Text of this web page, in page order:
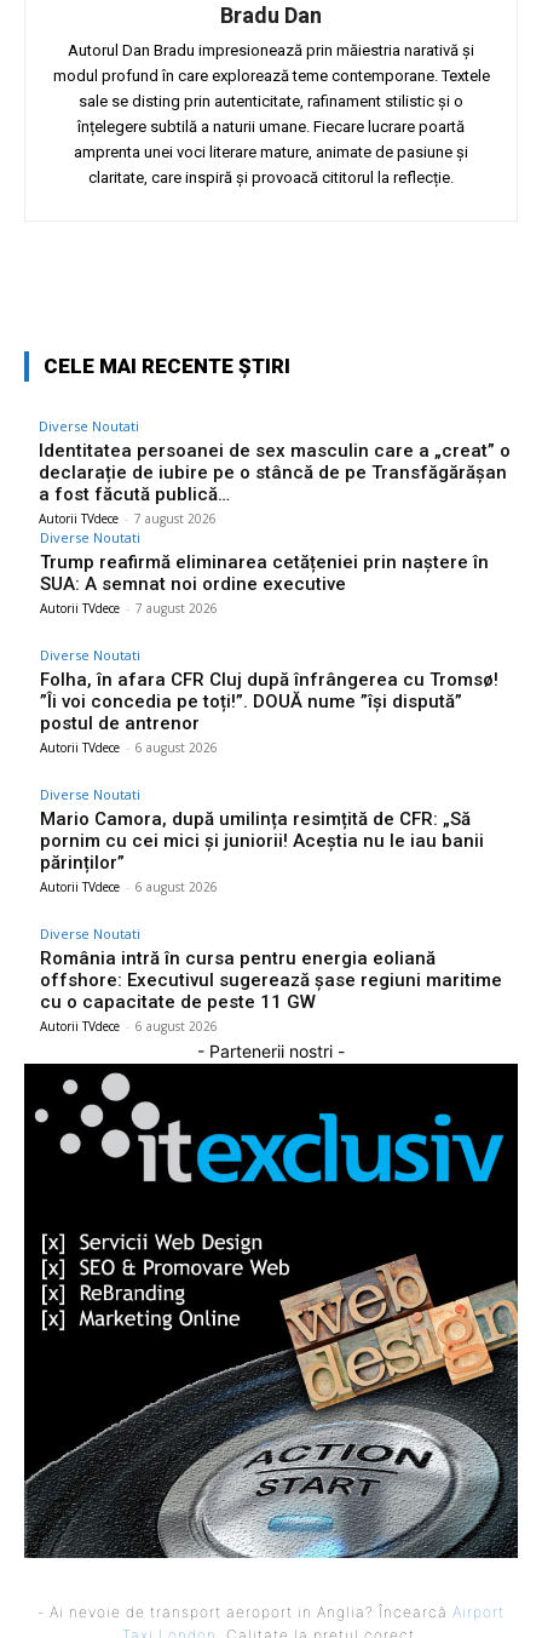
Bradu Dan
Autorul Dan Bradu impresionează prin măiestria narativă și
modul profund în care explorează teme contemporane. Textele
sale se disting prin autenticitate, rafinament stilistic și o
înțelegere subtilă a naturii umane. Fiecare lucrare poartă
amprenta unei voci literare mature, animate de pasiune și
claritate, care inspiră și provoacă cititorul la reflecție.
CELE MAI RECENTE ȘTIRI
Diverse Noutati
Identitatea persoanei de sex masculin care a „creat” o
declarație de iubire pe o stâncă de pe Transfăgărășan
a fost făcută publică…
Autorii TVdece - 7 august 2026
Diverse Noutati
Trump reafirmă eliminarea cetățeniei prin naștere în
SUA: A semnat noi ordine executive
Autorii TVdece - 7 august 2026
Diverse Noutati
Folha, în afara CFR Cluj după înfrângerea cu Tromsø!
”Îi voi concedia pe toți!”. DOUĂ nume ”își dispută”
postul de antrenor
Autorii TVdece - 6 august 2026
Diverse Noutati
Mario Camora, după umilința resimțită de CFR: „Să
pornim cu cei mici și juniorii! Aceștia nu le iau banii
părinților”
Autorii TVdece - 6 august 2026
Diverse Noutati
România intră în cursa pentru energia eoliană
offshore: Executivul sugerează șase regiuni maritime
cu o capacitate de peste 11 GW
Autorii TVdece - 6 august 2026
- Partenerii nostri -
- Ai nevoie de transport aeroport in Anglia? Încearcă Airport
Taxi London
. Calitate la prețul corect.